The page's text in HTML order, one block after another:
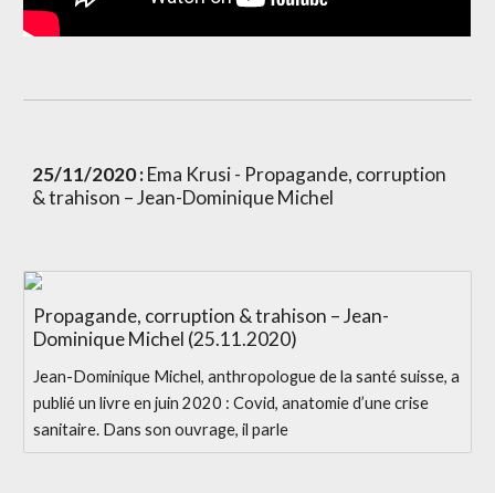
25/11/2020 : Ema Krusi - Propagande, corruption
& trahison – Jean-Dominique Michel
Propagande, corruption & trahison – Jean-
Dominique Michel (25.11.2020)
Jean-Dominique Michel, anthropologue de la santé suisse, a
publié un livre en juin 2020 : Covid, anatomie d’une crise
sanitaire. Dans son ouvrage, il parle